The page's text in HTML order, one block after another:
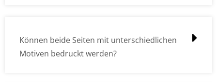
Können beide Seiten mit unterschiedlichen
Motiven bedruckt werden?